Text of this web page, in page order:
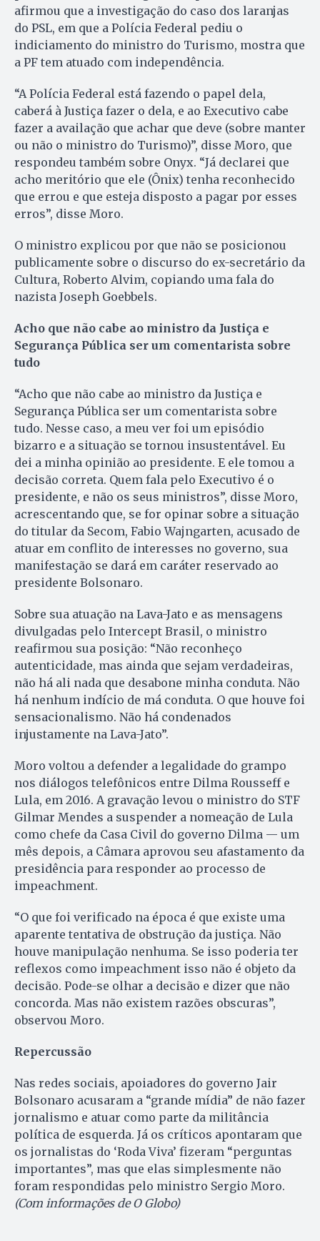
afirmou que a investigação do caso dos laranjas
do PSL, em que a Polícia Federal pediu o
indiciamento do ministro do Turismo, mostra que
a PF tem atuado com independência.
“A Polícia Federal está fazendo o papel dela,
caberá à Justiça fazer o dela, e ao Executivo cabe
fazer a availação que achar que deve (sobre manter
ou não o ministro do Turismo)”, disse Moro, que
respondeu também sobre Onyx. “Já declarei que
acho meritório que ele (Ônix) tenha reconhecido
que errou e que esteja disposto a pagar por esses
erros”, disse Moro.
O ministro explicou por que não se posicionou
publicamente sobre o discurso do ex-secretário da
Cultura, Roberto Alvim, copiando uma fala do
nazista Joseph Goebbels.
Acho que não cabe ao ministro da Justiça e
Segurança Pública ser um comentarista sobre
tudo
“Acho que não cabe ao ministro da Justiça e
Segurança Pública ser um comentarista sobre
tudo. Nesse caso, a meu ver foi um episódio
bizarro e a situação se tornou insustentável. Eu
dei a minha opinião ao presidente. E ele tomou a
decisão correta. Quem fala pelo Executivo é o
presidente, e não os seus ministros”, disse Moro,
acrescentando que, se for opinar sobre a situação
do titular da Secom, Fabio Wajngarten, acusado de
atuar em conflito de interesses no governo, sua
manifestação se dará em caráter reservado ao
presidente Bolsonaro.
Sobre sua atuação na Lava-Jato e as mensagens
divulgadas pelo Intercept Brasil, o ministro
reafirmou sua posição: “Não reconheço
autenticidade, mas ainda que sejam verdadeiras,
não há ali nada que desabone minha conduta. Não
há nenhum indício de má conduta. O que houve foi
sensacionalismo. Não há condenados
injustamente na Lava-Jato”.
Moro voltou a defender a legalidade do grampo
nos diálogos telefônicos entre Dilma Rousseff e
Lula, em 2016. A gravação levou o ministro do STF
Gilmar Mendes a suspender a nomeação de Lula
como chefe da Casa Civil do governo Dilma — um
mês depois, a Câmara aprovou seu afastamento da
presidência para responder ao processo de
impeachment.
“O que foi verificado na época é que existe uma
aparente tentativa de obstrução da justiça. Não
houve manipulação nenhuma. Se isso poderia ter
reflexos como impeachment isso não é objeto da
decisão. Pode-se olhar a decisão e dizer que não
concorda. Mas não existem razões obscuras”,
observou Moro.
Repercussão
Nas redes sociais, apoiadores do governo Jair
Bolsonaro acusaram a “grande mídia” de não fazer
jornalismo e atuar como parte da militância
política de esquerda. Já os críticos apontaram que
os jornalistas do ‘Roda Viva’ fizeram “perguntas
importantes”, mas que elas simplesmente não
foram respondidas pelo ministro Sergio Moro.
(Com informações de O Globo)